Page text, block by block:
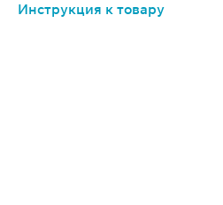
Инструкция к товару